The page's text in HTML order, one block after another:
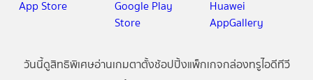
วันนี้ดูสิทธิพิเศษอ่านเกมตาตั้งช้อปปิ้งแพ็กเกจกล่องทรูไอดีทีวี